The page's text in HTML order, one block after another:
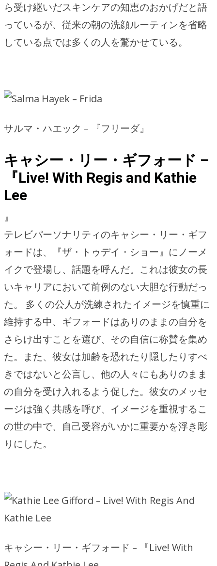
ら受け継いだスキンケアの知恵のおかげだと語
っているが、従来の朝の洗顔ルーティンを省略
している点では多くの人を驚かせている。
サルマ・ハエック – 『フリーダ』
キャシー・リー・ギフォード –
『Live! With Regis and Kathie
Lee
』
テレビパーソナリティのキャシー・リー・ギフ
ォードは、『ザ・トゥデイ・ショー』にノーメ
イクで登場し、話題を呼んだ。これは彼女の長
いキャリアにおいて前例のない大胆な行動だっ
た。 多くの公人が洗練されたイメージを慎重に
維持する中、ギフォードはありのままの自分を
さらけ出すことを選び、その自信に称賛を集め
た。また、彼女は加齢を恐れたり隠したりすべ
きではないと公言し、他の人々にもありのまま
の自分を受け入れるよう促した。彼女のメッセ
ージは強く共感を呼び、イメージを重視するこ
の世の中で、自己受容がいかに重要かを浮き彫
りにした。
キャシー・リー・ギフォード – 『Live! With